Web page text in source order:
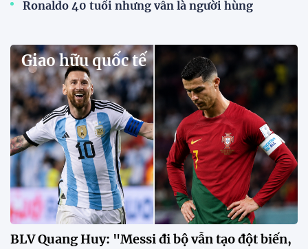
Ronaldo 40 tuổi nhưng vẫn là người hùng
Giao hữu quốc tế
BLV Quang Huy: "Messi đi bộ vẫn tạo đột biến,